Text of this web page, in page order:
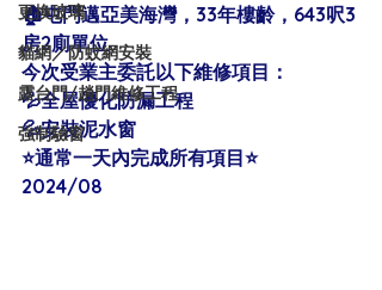
更換玻璃
貓網／防蚊網安裝
露台門/趟門維修工程
強制驗窗
🏠屯門邁亞美海灣，33年樓齡，643呎3
房2廁單位
今次受業主委託以下維修項目：
💦全屋優化防漏工程
💦安裝泥水窗
⭐️通常一天內完成所有項目⭐️
2024/08